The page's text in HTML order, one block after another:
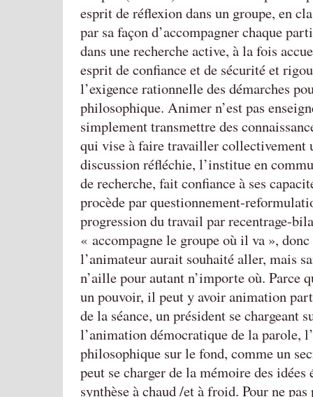
esprit de réflexion dans un groupe, en
par sa façon d’accompagner chaque
dans une recherche active, à la fois
esprit de confiance et de sécurité et
l’exigence rationnelle des démarches
philosophique. Animer n’est pas
simplement transmettre des
qui vise à faire travailler collectivement
discussion réfléchie, l’institue en
de recherche, fait confiance à ses
procède par questionnement-
progression du travail par recentrage-
« accompagne le groupe où il va »,
l’animateur aurait souhaité aller, mais
n’aille pour autant n’importe où. Parce
un pouvoir, il peut y avoir animation
de la séance, un président se chargeant
l’animation démocratique de la parole,
philosophique sur le fond, comme un
peut se charger de la mémoire des idées
synthèse à chaud /et à froid. Pour ne